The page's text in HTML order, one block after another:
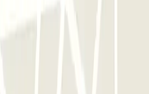
Zenpark: Avis